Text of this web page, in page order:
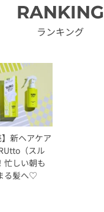
RANKING
ランキング
】新ヘアケア
（スル
忙しい朝も
る髪へ♡